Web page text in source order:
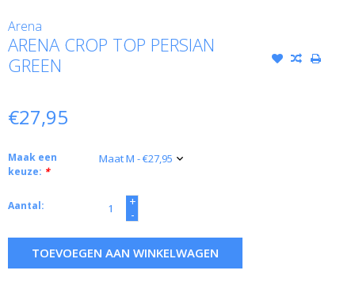
Arena
ARENA CROP TOP PERSIAN
GREEN
€27,95
Maak een
keuze: *
Aantal:
+
-
TOEVOEGEN AAN WINKELWAGEN